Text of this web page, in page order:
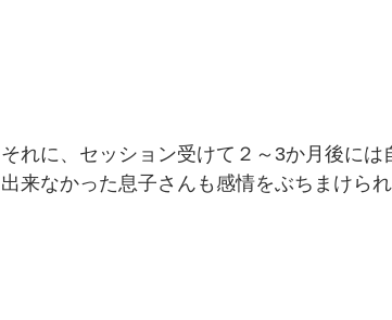
それに、セッション受けて２～3か月後に
出来なかった息子さんも感情をぶちまけら